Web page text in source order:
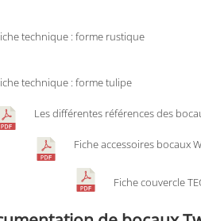
technique : forme rustique
technique : forme tulipe
Les différentes références des
Fiche accessoires bocaux
Fiche couvercle